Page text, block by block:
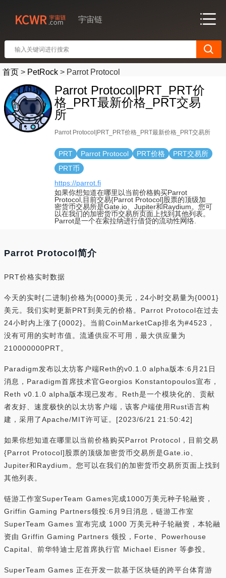
宇宙链
首页 > PetRock > Parrot Protocol
Parrot Protocol|PRT_PRT价
格_PRT最新价格_PRT交易
所
Parrot Protocol|PRT_PRT价格_PRT最新价格_PRT交易所
PRT Parrot Protocol PRT价格
PRT交易所
PRT币
https://parrot.fi
如果你想知道在哪里以当前价格购买Parrot
Protocol,目前交易{Parrot Protocol]股票的顶级加
密货币交易所是Gate.io、Jupiter和Raydium。您可
以在我们的加密货币交易所页面上找到其他列表。
Parrot是一个在索拉纳进行借贷的流动性网络.
Parrot Protocol简介
PRT价格实时数据
今天的实时{二进制}价格为{0000}美元，24小时交易量为{0001}
美元。我们实时更新PRT到美元的价格。Parrot Protocol在过去
24小时内上涨了{0002}。当前CoinMarketCap排名为#4523，
没有可用的实时市值。流通供应不可用，最大供应量为
210000000PRT。
Paradigm发布以太坊客户端Reth的v0.1.0 alpha版本:6月21日
消息，Paradigm首席技术官Georgios Konstantopoulos宣布，
Reth v0.1.0 alpha版本现已发布。Reth是一个模块化的、贡献
者友好、速度极快的以太坊客户端，该客户端使用Rust语言构
建，采用了Apache/MIT许可证。[2023/6/21 21:50:42]
如果你想知道在哪里以当前价格购买Parrot Protocol，目前交易
{Parrot Protocol]股票的顶级加密货币交易所是Gate.io、
Jupiter和Raydium。您可以在我们的加密货币交易所页面上找到
其他列表。
链游工作室SuperTeam Games完成1000万美元种子轮融资，
Griffin Gaming Partners领投:6月9日消息，链游工作室
SuperTeam Games 宣布完成 1000 万美元种子轮融资，本轮融
资由 Griffin Gaming Partners 领投，Forte、Powerhouse
Capital、前华特迪士尼首席执行官 Michael Eisner 等参投。
SuperTeam Games 正在开发一款基于区块链的跨平台体育游